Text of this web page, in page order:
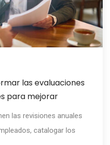
las evaluaciones
para mejorar
las revisiones anuales
catalogar los